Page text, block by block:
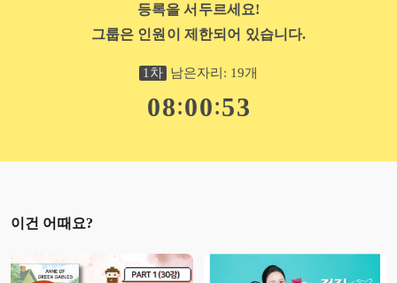
등록을 서두르세요!
그룹은 인원이 제한되어 있습니다.
1 차 남은자리: 19개
08:00:52
이건 어때요?